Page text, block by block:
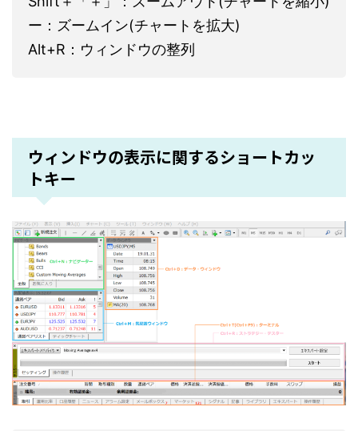
ー：ズームイン(チャートを拡大)
Alt+R：ウィンドウの整列
ウィンドウの表示に関するショートカッ
トキー